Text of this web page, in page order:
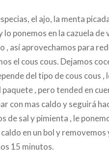
el ajo, la menta
lo ponemos en la cazuela de
, así aprovechamos para
el cous cous. Dejamos
del tipo de cous cous ,
, pero tended en
con mas caldo y seguirá
de sal y pimienta , le
en un bol y removemos
15 minutos.